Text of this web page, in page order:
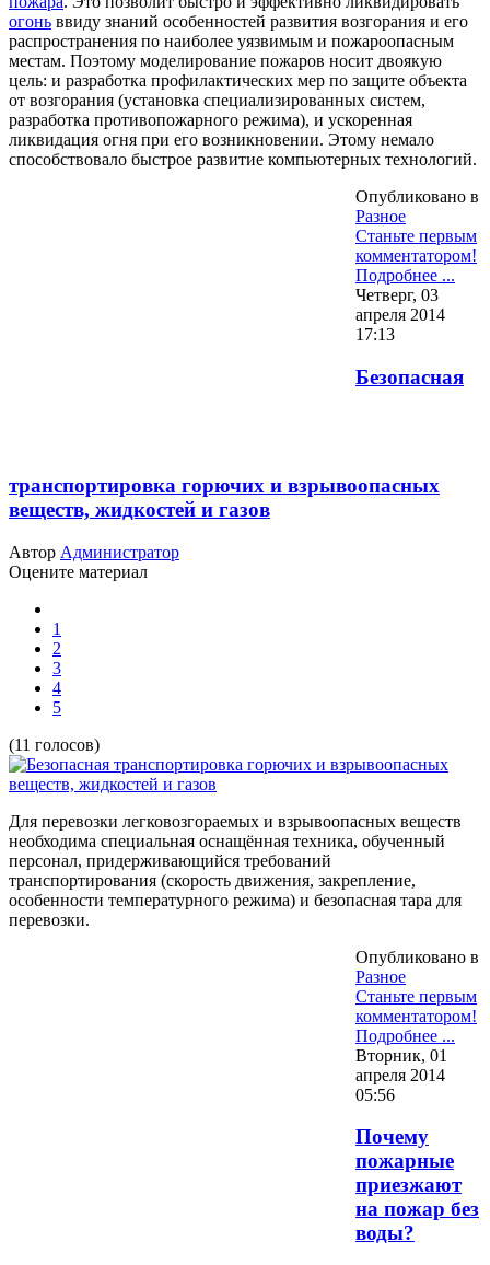
огонь ввиду знаний особенностей развития возгорания и его
распространения по наиболее уязвимым и пожароопасным
местам. Поэтому моделирование пожаров носит двоякую
цель: и разработка профилактических мер по защите объекта
от возгорания (установка специализированных систем,
разработка противопожарного режима), и ускоренная
ликвидация огня при его возникновении. Этому немало
способствовало быстрое развитие компьютерных технологий.
Опубликовано в
Разное
Станьте первым
комментатором!
Подробнее ...
Четверг, 03
апреля 2014
17:13
Безопасная
транспортировка горючих и взрывоопасных
веществ, жидкостей и газов
Автор Администратор
Оцените материал
1
2
3
4
5
(11 голосов)
Для перевозки легковозгораемых и взрывоопасных веществ
необходима специальная оснащённая техника, обученный
персонал, придерживающийся требований
транспортирования (скорость движения, закрепление,
особенности температурного режима) и безопасная тара для
перевозки.
Опубликовано в
Разное
Станьте первым
комментатором!
Подробнее ...
Вторник, 01
апреля 2014
05:56
Почему
пожарные
приезжают
на пожар без
воды?